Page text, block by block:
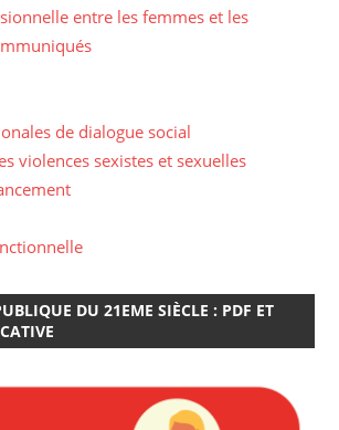
entre les femmes et les
de dialogue social
violences sexistes et sexuelles
DU 21EME SIÈCLE : PDF ET